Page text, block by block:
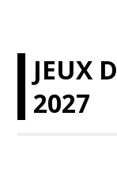
JEUX
2027